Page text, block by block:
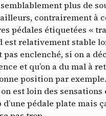
plus de
contrairement à
pédales étiquetées «
est relativement stable
pas enclenché, si on a
et qu’on a du mal à
position par
est loin des sensations
pédale plate mais